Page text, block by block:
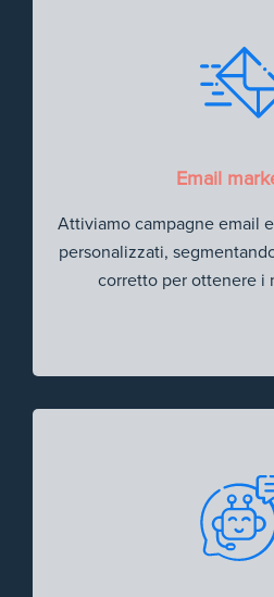
Email
Attiviamo campagne email
personalizzati,
corretto per ottenere i